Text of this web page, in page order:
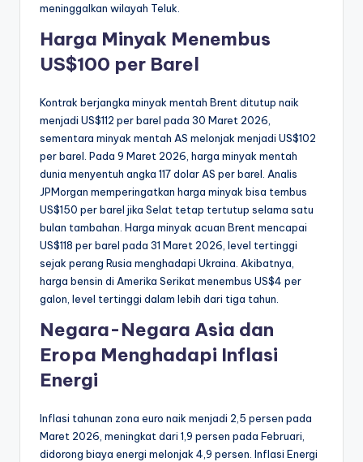
meninggalkan wilayah Teluk.
Harga Minyak Menembus
US$100 per Barel
Kontrak berjangka minyak mentah Brent ditutup naik
menjadi US$112 per barel pada 30 Maret 2026,
sementara minyak mentah AS melonjak menjadi US$102
per barel. Pada 9 Maret 2026, harga minyak mentah
dunia menyentuh angka 117 dolar AS per barel. Analis
JPMorgan memperingatkan harga minyak bisa tembus
US$150 per barel jika Selat tetap tertutup selama satu
bulan tambahan. Harga minyak acuan Brent mencapai
US$118 per barel pada 31 Maret 2026, level tertinggi
sejak perang Rusia menghadapi Ukraina. Akibatnya,
harga bensin di Amerika Serikat menembus US$4 per
galon, level tertinggi dalam lebih dari tiga tahun.
Negara-Negara Asia dan
Eropa Menghadapi Inflasi
Energi
Inflasi tahunan zona euro naik menjadi 2,5 persen pada
Maret 2026, meningkat dari 1,9 persen pada Februari,
didorong biaya energi melonjak 4,9 persen. Inflasi Energi